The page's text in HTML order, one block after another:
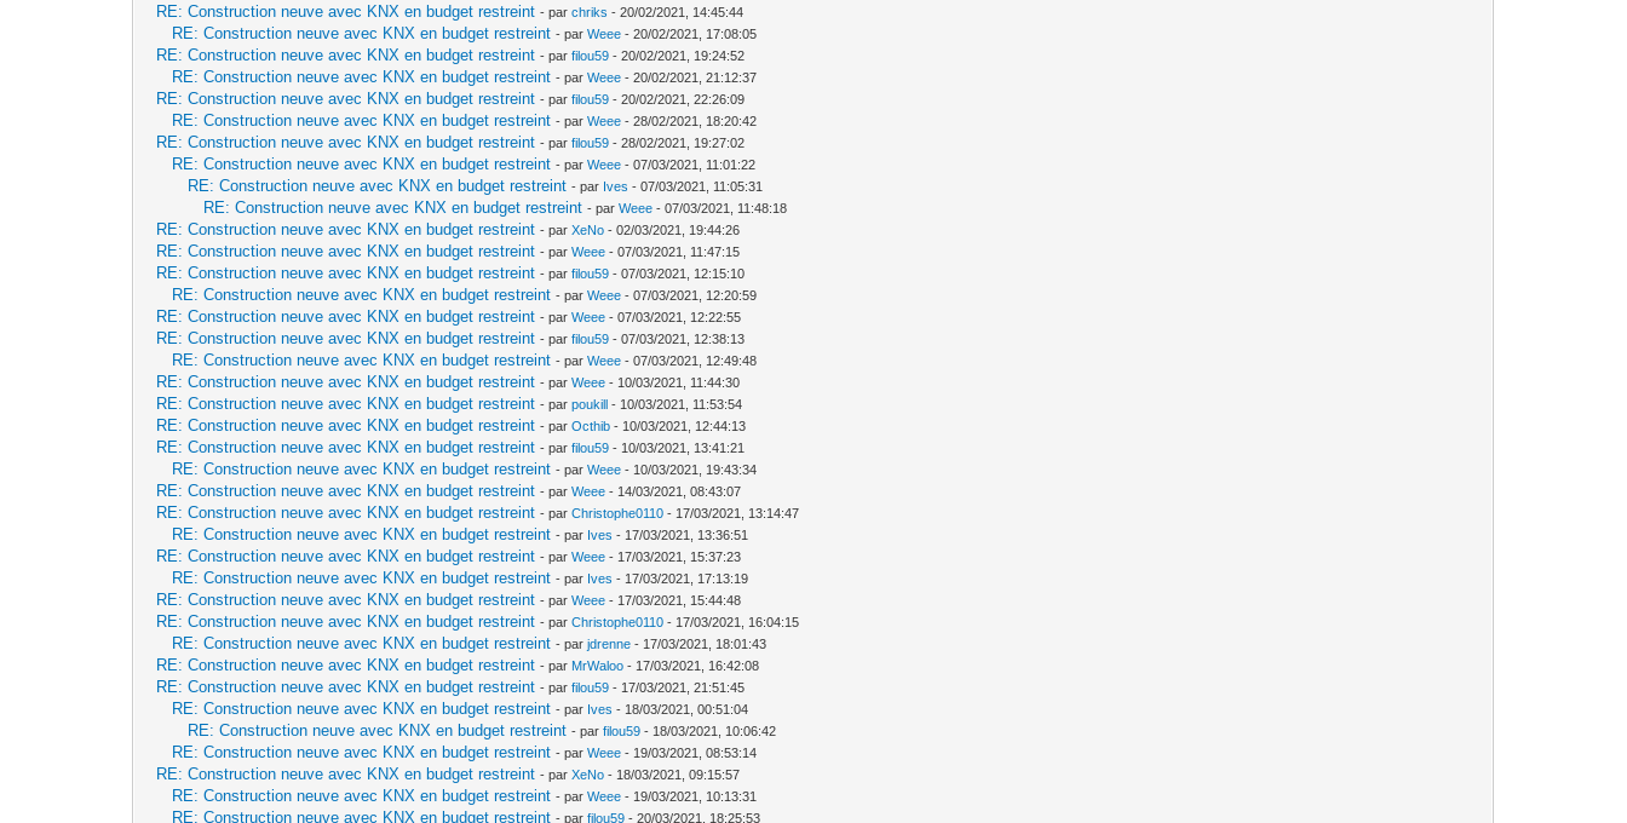
RE: Construction neuve avec KNX en budget restreint - parchriks - 20/02/2021, 14:45:44
RE: Construction neuve avec KNX en budget restreint - parWeee - 20/02/2021, 17:08:05
RE: Construction neuve avec KNX en budget restreint - parfilou59 - 20/02/2021, 19:24:52
RE: Construction neuve avec KNX en budget restreint - parWeee - 20/02/2021, 21:12:37
RE: Construction neuve avec KNX en budget restreint - parfilou59 - 20/02/2021, 22:26:09
RE: Construction neuve avec KNX en budget restreint - parWeee - 28/02/2021, 18:20:42
RE: Construction neuve avec KNX en budget restreint - parfilou59 - 28/02/2021, 19:27:02
RE: Construction neuve avec KNX en budget restreint - parWeee - 07/03/2021, 11:01:22
RE: Construction neuve avec KNX en budget restreint - par Ives - 07/03/2021, 11:05:31
RE: Construction neuve avec KNX en budget restreint - parWeee - 07/03/2021, 11:48:18
RE: Construction neuve avec KNX en budget restreint - parXeNo - 02/03/2021, 19:44:26
RE: Construction neuve avec KNX en budget restreint - parWeee - 07/03/2021, 11:47:15
RE: Construction neuve avec KNX en budget restreint - parfilou59 - 07/03/2021, 12:15:10
RE: Construction neuve avec KNX en budget restreint - parWeee - 07/03/2021, 12:20:59
RE: Construction neuve avec KNX en budget restreint - parWeee - 07/03/2021, 12:22:55
RE: Construction neuve avec KNX en budget restreint - parfilou59 - 07/03/2021, 12:38:13
RE: Construction neuve avec KNX en budget restreint - parWeee - 07/03/2021, 12:49:48
RE: Construction neuve avec KNX en budget restreint - parWeee - 10/03/2021, 11:44:30
RE: Construction neuve avec KNX en budget restreint - parpoukill - 10/03/2021, 11:53:54
RE: Construction neuve avec KNX en budget restreint - parOcthib - 10/03/2021, 12:44:13
RE: Construction neuve avec KNX en budget restreint - parfilou59 - 10/03/2021, 13:41:21
RE: Construction neuve avec KNX en budget restreint - parWeee - 10/03/2021, 19:43:34
RE: Construction neuve avec KNX en budget restreint - parWeee - 14/03/2021, 08:43:07
RE: Construction neuve avec KNX en budget restreint - parChristophe0110 - 17/03/2021, 13:14:47
RE: Construction neuve avec KNX en budget restreint - par Ives - 17/03/2021, 13:36:51
RE: Construction neuve avec KNX en budget restreint - parWeee - 17/03/2021, 15:37:23
RE: Construction neuve avec KNX en budget restreint - par Ives - 17/03/2021, 17:13:19
RE: Construction neuve avec KNX en budget restreint - parWeee - 17/03/2021, 15:44:48
RE: Construction neuve avec KNX en budget restreint - parChristophe0110 - 17/03/2021, 16:04:15
RE: Construction neuve avec KNX en budget restreint - parjdrenne - 17/03/2021, 18:01:43
RE: Construction neuve avec KNX en budget restreint - par MrWaloo - 17/03/2021, 16:42:08
RE: Construction neuve avec KNX en budget restreint - parfilou59 - 17/03/2021, 21:51:45
RE: Construction neuve avec KNX en budget restreint - par Ives - 18/03/2021, 00:51:04
RE: Construction neuve avec KNX en budget restreint - parfilou59 - 18/03/2021, 10:06:42
RE: Construction neuve avec KNX en budget restreint - parWeee - 19/03/2021, 08:53:14
RE: Construction neuve avec KNX en budget restreint - parXeNo - 18/03/2021, 09:15:57
RE: Construction neuve avec KNX en budget restreint - parWeee - 19/03/2021, 10:13:31
RE: Construction neuve avec KNX en budget restreint - parfilou59 - 20/03/2021, 18:25:53